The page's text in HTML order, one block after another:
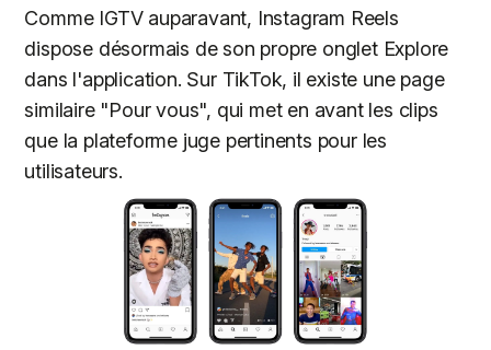
Comme IGTV auparavant, Instagram Reels
dispose désormais de son propre onglet Explore
dans l'application. Sur TikTok, il existe une page
similaire "Pour vous", qui met en avant les clips
que la plateforme juge pertinents pour les
utilisateurs.